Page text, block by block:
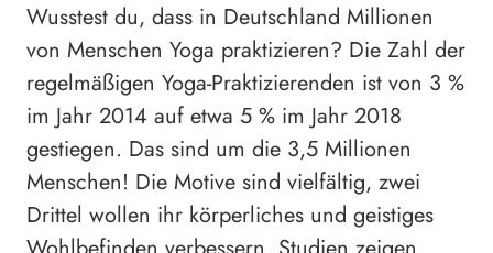
Wusstest du, dass in Deutschland Millionen
von Menschen Yoga praktizieren? Die Zahl der
regelmäßigen Yoga-Praktizierenden ist von 3 %
im Jahr 2014 auf etwa 5 % im Jahr 2018
gestiegen. Das sind um die 3,5 Millionen
Menschen! Die Motive sind vielfältig, zwei
Drittel wollen ihr körperliches und geistiges